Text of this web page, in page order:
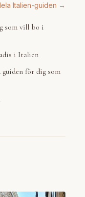
Italien-guiden →
som vill bo i
i Italien
för dig som